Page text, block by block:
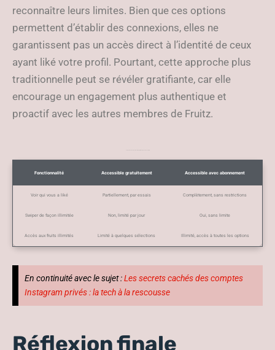
reconnaître leurs limites. Bien que ces options
permettent d’établir des connexions, elles ne
garantissent pas un accès direct à l’identité de ceux
ayant liké votre profil. Pourtant, cette approche plus
traditionnelle peut se révéler gratifiante, car elle
encourage un engagement plus authentique et
proactif avec les autres membres de Fruitz.
Fonctionnalité Accessible gratuitement Accessible avec abonnement
Voir qui vous a liké Partiellement, par essais Complètement, sans restrictions
Swiper de façon illimitée Non, limité par jour Oui, sans limite
Accès aux fruits illimités Limité à quelques sélections Illimité, accès à toutes les options
En continuité avec le sujet :Les secrets cachés des comptes
Instagram privés : la tech à la rescousse
Réflexion finale